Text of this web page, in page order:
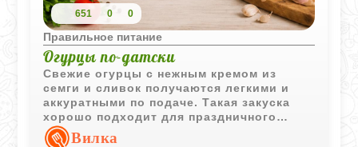
651 0 0
Правильное питание
Огурцы по-датски
Свежие огурцы с нежным кремом из
семги и сливок получаются легкими и
аккуратными по подаче. Такая закуска
хорошо подходит для праздничного
стола или холодных закусок.
Вилка